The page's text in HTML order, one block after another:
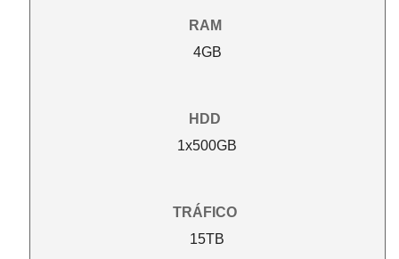
RAM
4GB
HDD
1x500GB
TRÁFICO
15TB